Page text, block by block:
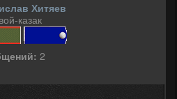
Хитяев
казак
2